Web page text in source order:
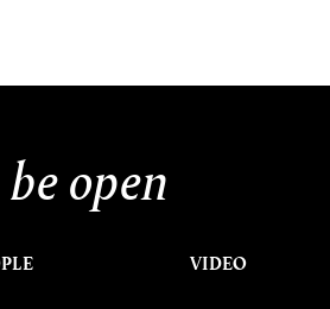
open
VIDEO